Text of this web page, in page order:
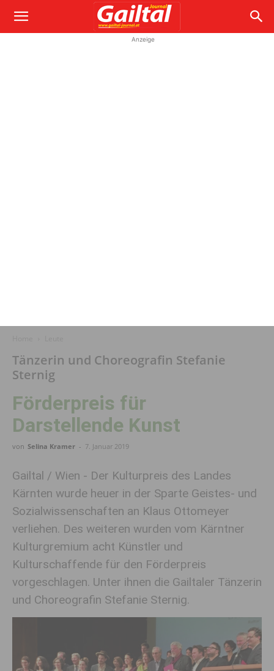
Anzeige
Tänzerin und Choreografin Stefanie
Sternig
Förderpreis für
Darstellende Kunst
von Selina Kramer - 7. Januar 2019
Gailtal / Wien - Der Kulturpreis des Landes
Kärnten wurde heuer in der Sparte Geistes- und
Sozialwissenschaften an Klaus Ottomeyer
verliehen. Des weiteren wurden vom Kärntner
Kulturgremium acht Künstler und
Kulturschaffende für den Förderpreis
vorgeschlagen. Unter ihnen die Gailtaler Tänzerin
und Choreografin Stefanie Sternig.